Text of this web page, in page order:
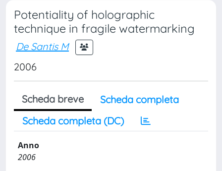
Potentiality of holographic
technique in fragile watermarking
De Santis M
2006
Scheda breve
Scheda completa
Scheda completa (DC)
Anno
2006